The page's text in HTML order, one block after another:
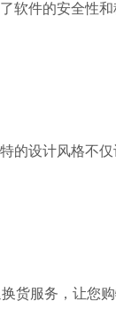
软件的安全性
的设计风格不
货服务，让您